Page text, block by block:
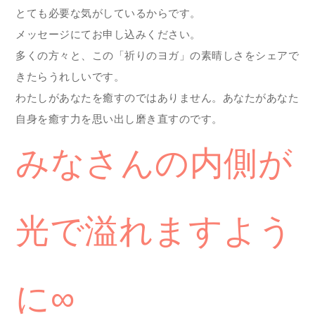
とても必要な気がしているからです。
メッセージにてお申し込みください。
多くの方々と、この「祈りのヨガ」の素晴しさをシェアで
きたらうれしいです。
わたしがあなたを癒すのではありません。あなたがあなた
自身を癒す力を思い出し磨き直すのです。
みなさんの内側が
光で溢れますよう
に∞